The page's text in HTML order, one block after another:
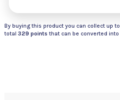
By buying this product you can collect up to
total 329 points that can be converted